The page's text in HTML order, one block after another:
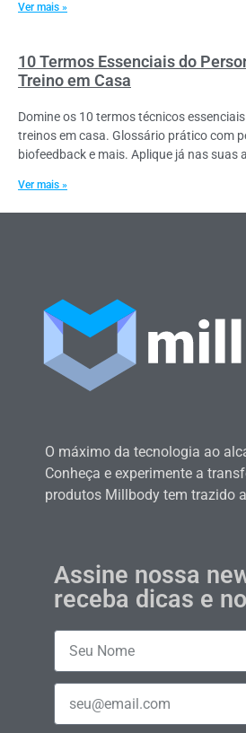
Ver mais »
10 Termos Essenciais do
Treino em Casa
Domine os 10 termos técnicos
treinos em casa. Glossário prático com
biofeedback e mais. Aplique já nas suas
Ver mais »
O máximo da tecnologia ao
Conheça e experimente a
produtos Millbody tem trazido
Assine nossa
receba dicas e